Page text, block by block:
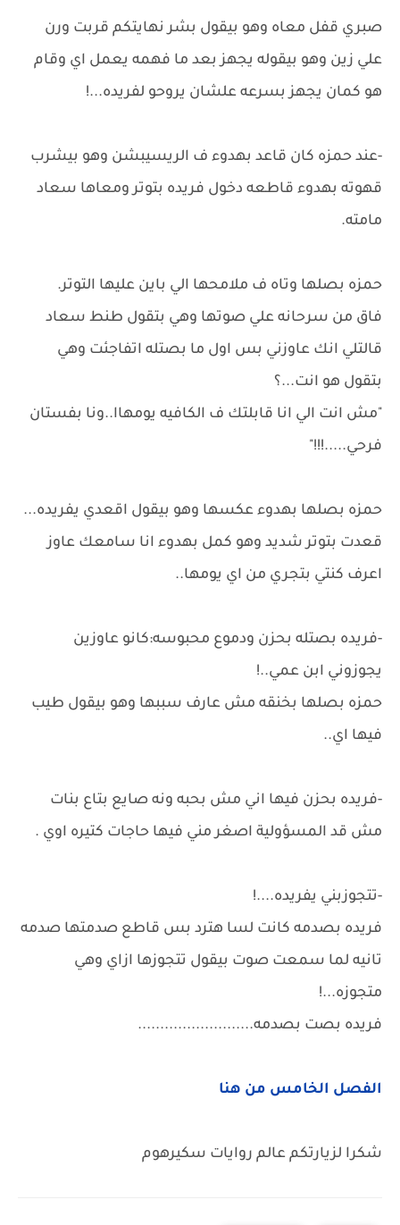
صبري قفل معاه وهو بيقول بشر نهايتكم قربت ورن
علي زين وهو بيقوله يجهز بعد ما فهمه يعمل اي وقام
هو كمان يجهز بسرعه علشان يروحو لفريده...!
-عند حمزه كان قاعد بهدوء ف الريسيبشن وهو بيشرب
قهوته بهدوء قاطعه دخول فريده بتوتر ومعاها سعاد
مامته.
حمزه بصلها وتاه ف ملامحها الي باين عليها التوتر.
فاق من سرحانه علي صوتها وهي بتقول طنط سعاد
قالتلي انك عاوزني بس اول ما بصتله اتفاجئت وهي
بتقول هو انت...؟
"مش انت الي انا قابلتك ف الكافيه يومهاا..ونا بفستان
فرحي.....!!!"
حمزه بصلها بهدوء عكسها وهو بيقول اقعدي يفريده...
قعدت بتوتر شديد وهو كمل بهدوء انا سامعك عاوز
اعرف كنتي بتجري من اي يومها..
-فريده بصتله بحزن ودموع محبوسه:كانو عاوزين
يجوزوني ابن عمي..!
حمزه بصلها بخنقه مش عارف سببها وهو بيقول طيب
فيها اي..
-فريده بحزن فيها اني مش بحبه ونه صايع بتاع بنات
مش قد المسؤولية اصغر مني فيها حاجات كتيره اوي .
-تتجوزبني يفريده....!
فريده بصدمه كانت لسا هترد بس قاطع صدمتها صدمه
تانيه لما سمعت صوت بيقول تتجوزها ازاي وهي
متجوزه...!
فريده بصت بصدمه..........................
الفصل الخامس من هنا
شكرا لزيارتكم عالم روايات سكيرهوم